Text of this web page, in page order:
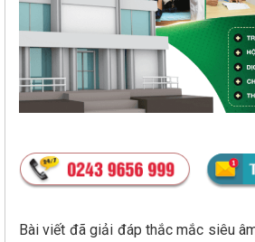
Bài viết đã giải đáp thắc mắc siêu